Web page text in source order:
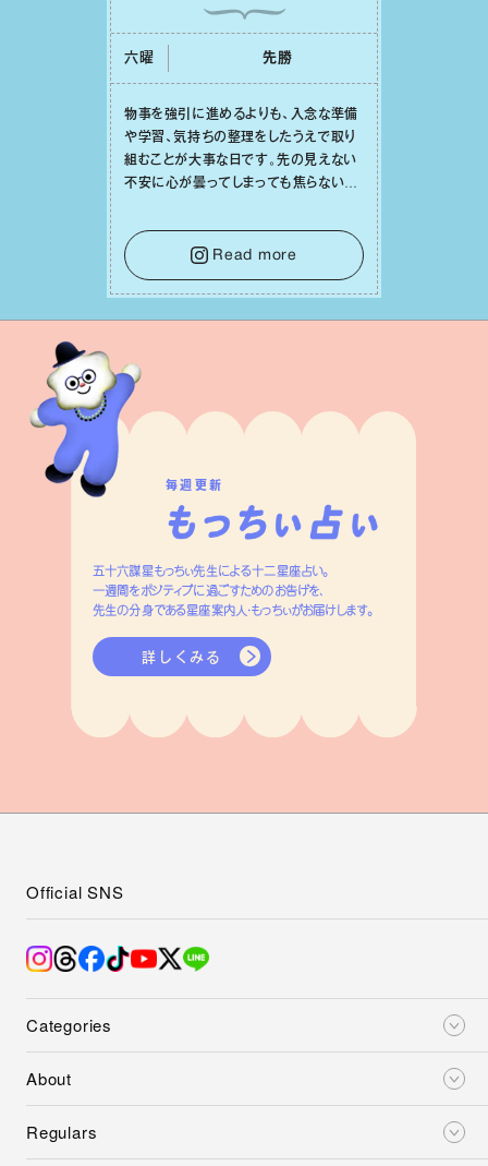
六曜 先勝
物事を強引に進めるよりも、⼊念な準備
や学習、気持ちの整理をしたうえで取り
組むことが⼤事な⽇です。先の⾒えない
不安に⼼が曇ってしまっても焦らない
⾝や疲れていそうな⼈をいたわることに
時間を使いましょう。ここでしっかりとエ
ネルギーを蓄え、困難を乗り越える⼒に
変えましょう。
Read more
毎週更新
五十六謀星もっちぃ先生による十二星座占い。
一週間をポジティブに過ごすためのお告げを、
先生の分身である星座案内人・もっちぃがお届けします。
詳しくみる
Categories
About
Regulars
Official SNS